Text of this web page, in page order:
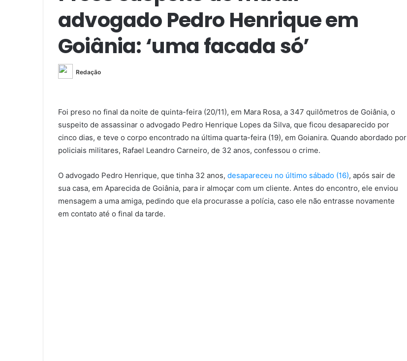
advogado Pedro Henrique em
Goiânia: ‘uma facada só’
Redação
Foi preso no final da noite de quinta-feira (20/11), em Mara Rosa, a 347 quilômetros de Goiânia, o
suspeito de assassinar o advogado Pedro Henrique Lopes da Silva, que ficou desaparecido por
cinco dias, e teve o corpo encontrado na última quarta-feira (19), em Goianira. Quando abordado por
policiais militares, Rafael Leandro Carneiro, de 32 anos, confessou o crime.
O advogado Pedro Henrique, que tinha 32 anos, desapareceu no último sábado (16), após sair de
sua casa, em Aparecida de Goiânia, para ir almoçar com um cliente. Antes do encontro, ele enviou
mensagem a uma amiga, pedindo que ela procurasse a polícia, caso ele não entrasse novamente
em contato até o final da tarde.